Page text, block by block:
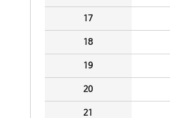
17
18
19
20
21